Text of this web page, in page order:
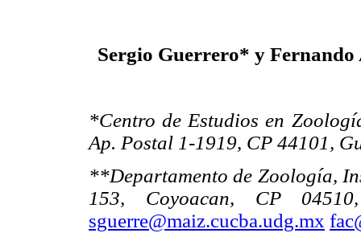
Sergio Guerrero* y
*Centro de Estudios en
Ap. Postal 1-1919, CP 44101,
**Departamento de Zoología,
153, Coyoacan, CP
sguerre@maiz.cucba.udg.mx